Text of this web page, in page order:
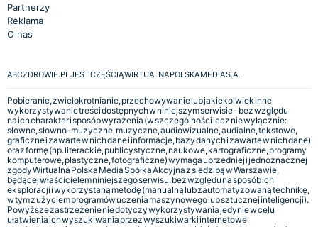
Partnerzy
Reklama
O nas
ABCZDROWIE.PL JEST CZĘŚCIĄ WIRTUALNA POLSKA MEDIA S.A.
Pobieranie, zwielokrotnianie, przechowywanie lub jakiekolwiek inne
wykorzystywanie treści dostępnych w niniejszym serwisie - bez względu
na ich charakter i sposób wyrażenia (w szczególności lecz nie wyłącznie:
słowne, słowno-muzyczne, muzyczne, audiowizualne, audialne, tekstowe,
graficzne i zawarte w nich dane i informacje, bazy danych i zawarte w nich dane)
oraz formę (np. literackie, publicystyczne, naukowe, kartograficzne, programy
komputerowe, plastyczne, fotograficzne) wymaga uprzedniej i jednoznacznej
zgody Wirtualna Polska Media Spółka Akcyjna z siedzibą w Warszawie,
będącej właścicielem niniejszego serwisu, bez względu na sposób ich
eksploracji i wykorzystaną metodę (manualną lub zautomatyzowaną technikę,
w tym z użyciem programów uczenia maszynowego lub sztucznej inteligencji).
Powyższe zastrzeżenie nie dotyczy wykorzystywania jedynie w celu
ułatwienia ich wyszukiwania przez wyszukiwarki internetowe